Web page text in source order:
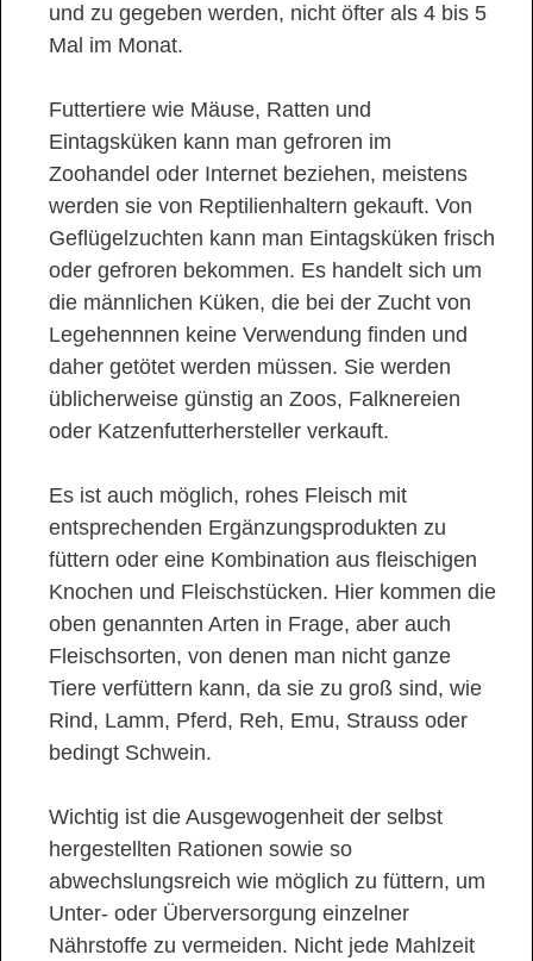
und zu gegeben werden, nicht öfter als 4 bis 5
Mal im Monat.
Futtertiere wie Mäuse, Ratten und
Eintagsküken kann man gefroren im
Zoohandel oder Internet beziehen, meistens
werden sie von Reptilienhaltern gekauft. Von
Geflügelzuchten kann man Eintagsküken frisch
oder gefroren bekommen. Es handelt sich um
die männlichen Küken, die bei der Zucht von
Legehennnen keine Verwendung finden und
daher getötet werden müssen. Sie werden
üblicherweise günstig an Zoos, Falknereien
oder Katzenfutterhersteller verkauft.
Es ist auch möglich, rohes Fleisch mit
entsprechenden Ergänzungsprodukten zu
füttern oder eine Kombination aus fleischigen
Knochen und Fleischstücken. Hier kommen die
oben genannten Arten in Frage, aber auch
Fleischsorten, von denen man nicht ganze
Tiere verfüttern kann, da sie zu groß sind, wie
Rind, Lamm, Pferd, Reh, Emu, Strauss oder
bedingt Schwein.
Wichtig ist die Ausgewogenheit der selbst
hergestellten Rationen sowie so
abwechslungsreich wie möglich zu füttern, um
Unter- oder Überversorgung einzelner
Nährstoffe zu vermeiden. Nicht jede Mahlzeit